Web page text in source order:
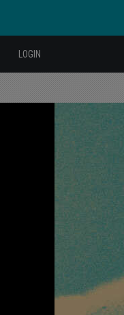
LOGIN